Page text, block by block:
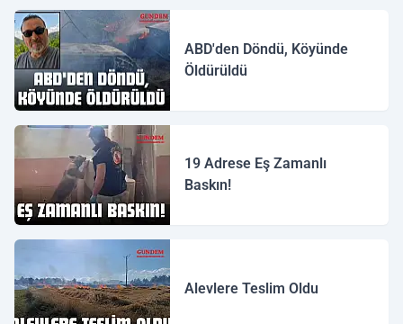
ABD'den Döndü, Köyünde
Öldürüldü
19 Adrese Eş Zamanlı
Baskın!
Alevlere Teslim Oldu